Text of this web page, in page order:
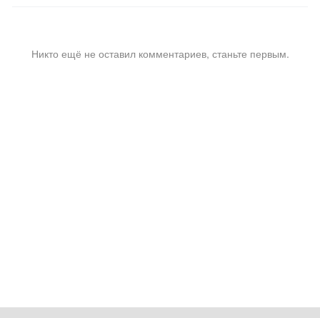
Никто ещё не оставил комментариев, станьте первым.